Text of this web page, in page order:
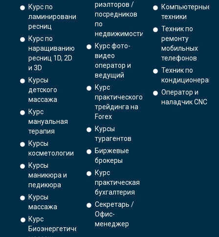
Курс по
ламинированию
ресниц
Курс по
наращиванию
ресниц 1D, 2D
и 3D
Курсы
детского
массажа
Курс
мануальная
терапия
Курсы
косметологии
Курсы
маникюра и
педикюра
Курсы
массажа
Курс
Биоэнергетический
риэлторов /
посредников
по
недвижимости
Курс фото-
видео
оператор и
ведущий
Курс
практического
трейдинга на
Forex
Курсы
турагентов
Биржевые
брокеры
Курс
практическая
бухгалтерия
Секретарь /
Офис-
менеджер
Компьютерные
техники
Техник по
ремонту
мобильных
телефонов
Техник по
кондиционерам
Оператор и
наладчик CNC